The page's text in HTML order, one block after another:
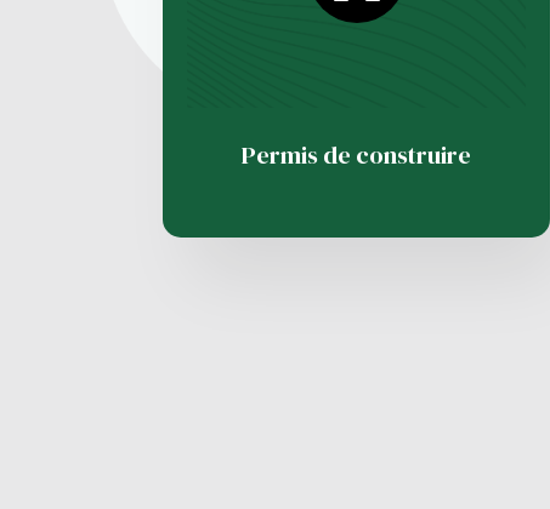
Permis de construire